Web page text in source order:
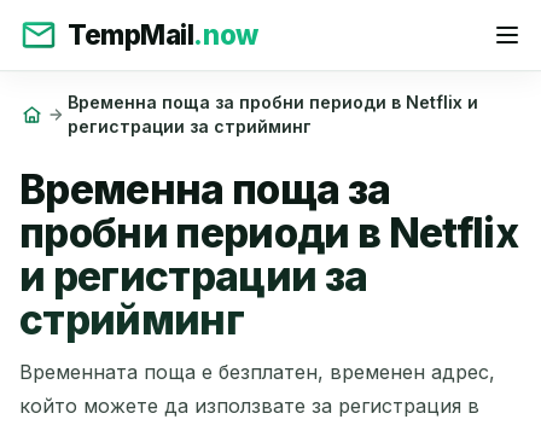
TempMail.now
Временна поща за пробни периоди в Netflix и
регистрации за стрийминг
Временна поща за
пробни периоди в Netflix
и регистрации за
стрийминг
Временната поща е безплатен, временен адрес,
който можете да използвате за регистрация в